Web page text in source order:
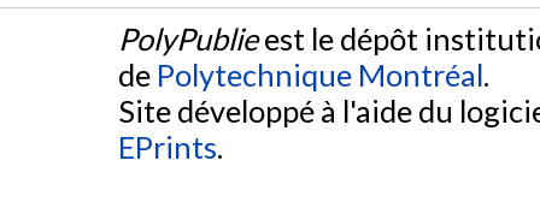
PolyPublieest le dépôt
de Polytechnique Montréal.
Site développé à l'aide du
EPrints.